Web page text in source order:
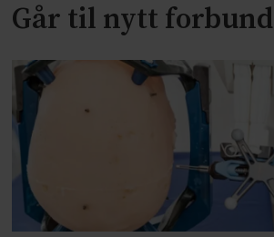
Går til nytt forbund